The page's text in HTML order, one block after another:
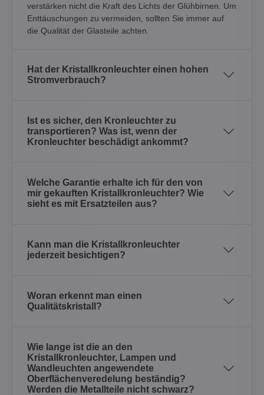
verstärken nicht die Kraft des Lichts der Glühbirnen. Um
Enttäuschungen zu vermeiden, sollten Sie immer auf
die Qualität der Glasteile achten.
Hat der Kristallkronleuchter einen hohen
Stromverbrauch?
Ist es sicher, den Kronleuchter zu
transportieren? Was ist, wenn der
Kronleuchter beschädigt ankommt?
Welche Garantie erhalte ich für den von
mir gekauften Kristallkronleuchter? Wie
sieht es mit Ersatzteilen aus?
Kann man die Kristallkronleuchter
jederzeit besichtigen?
Woran erkennt man einen
Qualitätskristall?
Wie lange ist die an den
Kristallkronleuchter, Lampen und
Wandleuchten angewendete
Oberflächenveredelung beständig?
Werden die Metallteile nicht schwarz?